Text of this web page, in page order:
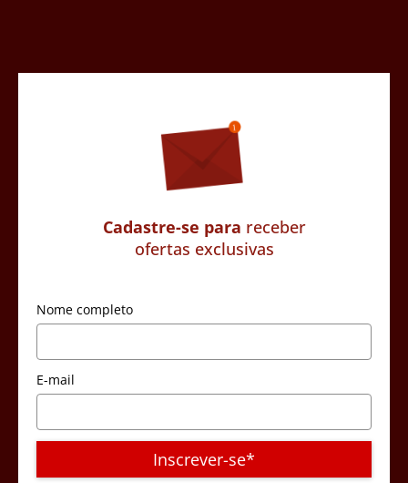
Cadastre-se para receber
ofertas exclusivas
Nome completo
E-mail
Inscrever-se*